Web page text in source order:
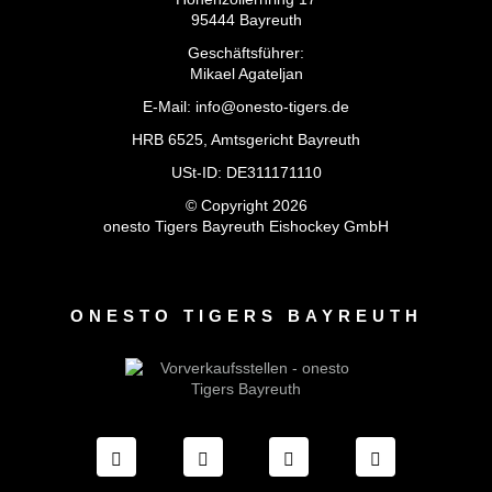
95444 Bayreuth
Geschäftsführer:
Mikael Agateljan
E-Mail: info@onesto-tigers.de
HRB 6525, Amtsgericht Bayreuth
USt-ID: DE311171110
© Copyright 2026
onesto Tigers Bayreuth Eishockey GmbH
ONESTO TIGERS BAYREUTH
FACEBOOK ONESTO TIGERS BAYREUTH
INSTAGRAM ONESTO TIGERS
TIKTOK ONESTO